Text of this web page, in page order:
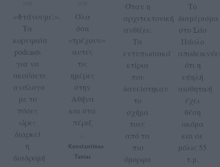
«Φτάνουμε;»:
Τα
κορυφαία
podcasts
για να
ακούσετε
ανάλογα
με το
πόσες
ώρες
διαρκεί
η
διαδρομή
Όλα
όσα
«τρέχουν»
αυτές
τις
ημέρες
στην
Αθήνα
και στα
πέριξ
Konstantinos
Tanias
Όταν η
αρχιτεκτονική
ανθίζει:
Τα
εντυπωσιακά
κτίρια
που
δανείστηκαν
το
σχήμα
τους
από τα
πιο
όμορφα
Το
διαμέρισμα
στο Σάο
Πάολο
ότι η
υψηλή
αισθητική
έχει
θέση
ακόμα
και σε
μόλις 55
τ.μ.